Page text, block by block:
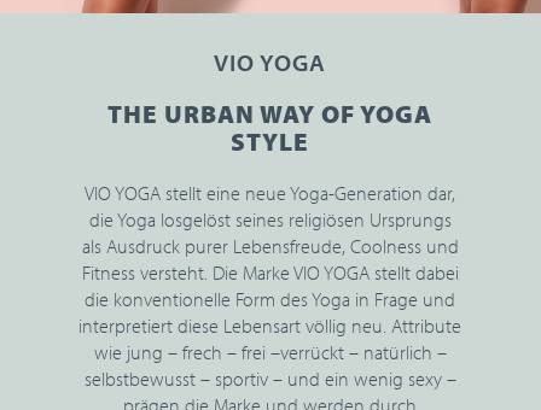
VIO YOGA
THE URBAN WAY OF YOGA
STYLE
VIO YOGA stellt eine neue Yoga-Generation dar,
die Yoga losgelöst seines religiösen Ursprungs
als Ausdruck purer Lebensfreude, Coolness und
Fitness versteht. Die Marke VIO YOGA stellt dabei
die konventionelle Form des Yoga in Frage und
interpretiert diese Lebensart völlig neu. Attribute
wie jung – frech – frei –verrückt – natürlich –
selbstbewusst – sportiv – und ein wenig sexy –
prägen die Marke und werden durch